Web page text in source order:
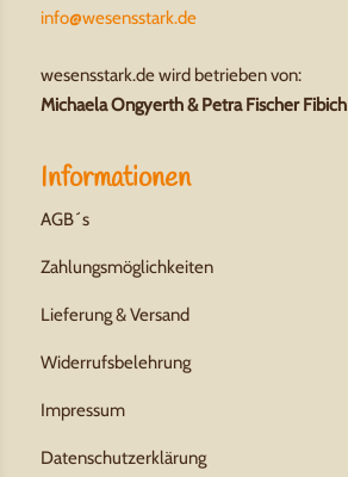
info@wesensstark.de
wesensstark.de wird betrieben von:
Michaela Ongyerth & Petra Fischer Fibich
Informationen
AGB´s
Zahlungsmöglichkeiten
Lieferung & Versand
Widerrufsbelehrung
Impressum
Datenschutzerklärung